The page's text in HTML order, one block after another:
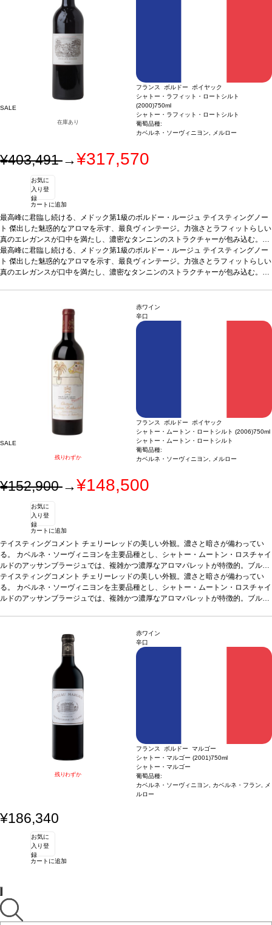
SALE
在庫あり
フランス ボルドー ポイヤック
シャトー・ラフィット・ロートシルト
(2000)750ml
シャトー・ラフィット・ロートシルト
葡萄品種:
カベルネ・ソーヴィニヨン, メルロー
¥403,491→¥317,570
お気に
入り登
録
カートに追加
最高峰に君臨し続ける、メドック第1級のボルドー・ルージュ テイスティングノー
ト 傑出した魅惑的なアロマを示す、最良ヴィンテージ。力強さとラフィットらしい
真のエレガンスが口中を満たし、濃密なタンニンのストラクチャーが包み込む。終
わりなき余韻に酔いしれられる1本。葡萄品種カベルネ・ソーヴィニヨン 93%、
メルロー 7%
最高峰に君臨し続ける、メドック第1級のボルドー・ルージュ テイスティングノー
ト 傑出した魅惑的なアロマを示す、最良ヴィンテージ。力強さとラフィットらしい
真のエレガンスが口中を満たし、濃密なタンニンのストラクチャーが包み込む。終
SALE
残りわずか
赤ワイン
辛口
フランス ボルドー ポイヤック
シャトー・ムートン・ロートシルト (2006)750ml
シャトー・ムートン・ロートシルト
葡萄品種:
カベルネ・ソーヴィニヨン, メルロー
¥152,900→¥148,500
お気に
入り登
録
カートに追加
テイスティングコメント チェリーレッドの美しい外観。濃さと暗さが備わってい
る。 カベルネ・ソーヴィニヨンを主要品種とし、シャトー・ムートン・ロスチャイ
ルドのアッサンブラージュでは、複雑かつ濃厚なアロマパレットが特徴的。ブルー
ベリーを思わせる果実のノートとミルクっぽさのあるアロマが交じり合う。程よい
樽香からくる焦焙系のほのかな香りが加わり、黄タバコ、お香、煎ったヘーゼルナ
ッツのアロマが感じられる。 アタックには精度の高さと調和が備わり、噛みごたえ
ラベル作品担当：
印象的な濃縮度のある色。力強く、明白なオークの含みと繊細なラズベリーのニュ
アンスを持つ。コクがあり滑らか、洗練されており、この年にしては重要なこと
に、明白なオークの含みを持ち、バランスの取れたタンニンと洗練された後味があ
テイスティングコメント チェリーレッドの美しい外観。濃さと暗さが備わってい
る。 カベルネ・ソーヴィニヨンを主要品種とし、シャトー・ムートン・ロスチャイ
ルドのアッサンブラージュでは、複雑かつ濃厚なアロマパレットが特徴的。ブルー
ッツのアロマが感じられる。 アタックには精度の高さと調和が備わり、噛みごたえ
のある風味豊かなタンニンへと続く。口いっぱいに広がる風味、クリームのような
なめらかさとともに勢いがある。2006年シャトー・ムートンは、「秀逸でクラシッ
クな」ムートンのワインと評される。
に、明白なオークの含みを持ち、バランスの取れたタンニンと洗練された後味があ
る。93ポイント。JKW04/07
これはJ. K. ウィラハンによるアン・プリムール・テイスティングノートからの抜粋
残りわずか
赤ワイン
辛口
フランス ボルドー マルゴー
シャトー・マルゴー (2001)750ml
シャトー・マルゴー
葡萄品種:
カベルネ・ソーヴィニヨン, カベルネ・フラン, メ
ルロー
¥186,340
お気に
入り登
録
カートに追加